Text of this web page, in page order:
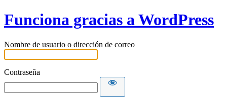
Funciona gracias a WordPress
Nombre de usuario o dirección de correo
Contraseña